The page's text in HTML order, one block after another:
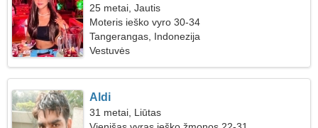
25 metai, Jautis
Moteris ieško vyro 30-34
Tangerangas, Indonezija
Vestuvės
Aldi
31 metai, Liūtas